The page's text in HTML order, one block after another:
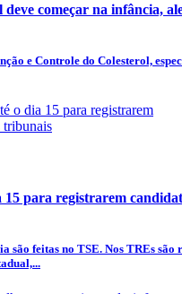
começar na infância,
e Controle do Colesterol,
15 para registrarem
são feitas no TSE. Nos TREs são